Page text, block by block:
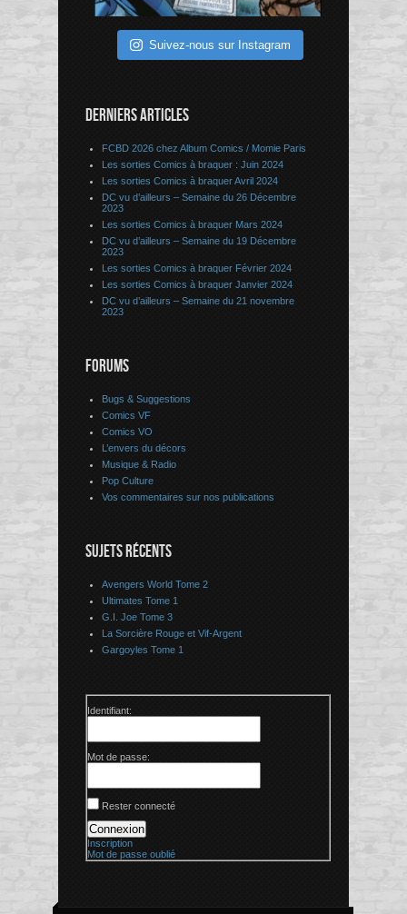
Suivez-nous sur Instagram
DERNIERS ARTICLES
FCBD 2026 chez Album Comics / Momie Paris
Les sorties Comics à braquer : Juin 2024
Les sorties Comics à braquer Avril 2024
DC vu d’ailleurs – Semaine du 26 Décembre
2023
Les sorties Comics à braquer Mars 2024
DC vu d’ailleurs – Semaine du 19 Décembre
2023
Les sorties Comics à braquer Février 2024
Les sorties Comics à braquer Janvier 2024
DC vu d’ailleurs – Semaine du 21 novembre
2023
FORUMS
Bugs & Suggestions
Comics VF
Comics VO
L’envers du décors
Musique & Radio
Pop Culture
Vos commentaires sur nos publications
SUJETS RÉCENTS
Avengers World Tome 2
Ultimates Tome 1
G.I. Joe Tome 3
La Sorcière Rouge et Vif-Argent
Gargoyles Tome 1
Identifiant:
Mot de passe:
Rester connecté
Connexion
Inscription
Mot de passe oublié